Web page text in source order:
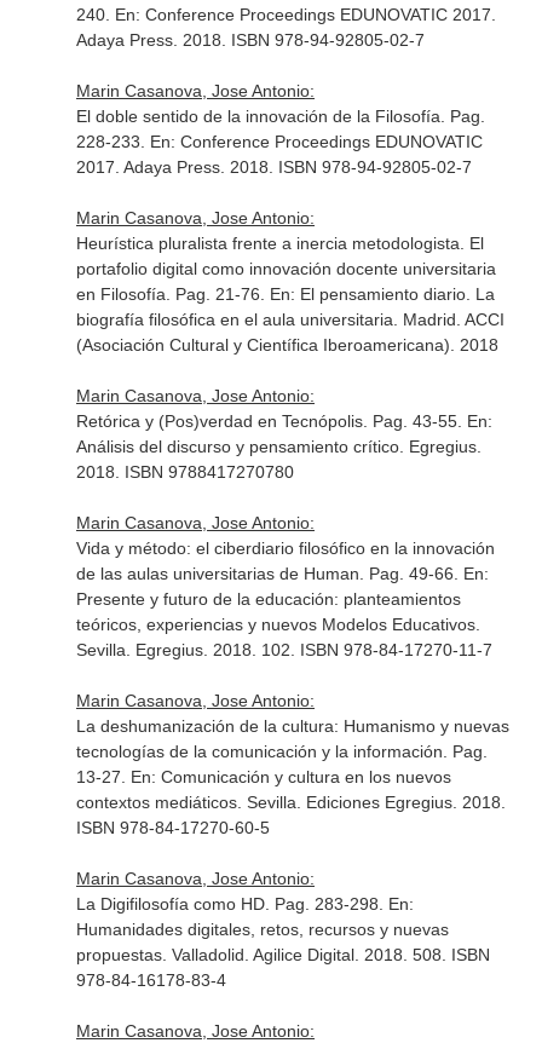
240. En: Conference Proceedings EDUNOVATIC 2017
Adaya Press. 2018. ISBN 978-94-92805-02-7
Marin Casanova, Jose Antonio:
El doble sentido de la innovación de la Filosofía. Pag.
228-233. En: Conference Proceedings EDUNOVATIC
2017 . Adaya Press. 2018. ISBN 978-94-92805-02-7
Marin Casanova, Jose Antonio:
Heurística pluralista frente a inercia metodologista. El
portafolio digital como innovación docente universitaria
en Filosofía. Pag. 21-76. En: El pensamiento diario. La
biografía filosófica en el aula universitaria . Madrid. ACCI
(Asociación Cultural y Científica Iberoamericana). 2018
Marin Casanova, Jose Antonio:
Retórica y (Pos)verdad en Tecnópolis. Pag. 43-55. En:
Análisis del discurso y pensamiento crítico. Egregius.
2018. ISBN 9788417270780
Marin Casanova, Jose Antonio:
Vida y método: el ciberdiario filosófico en la innovación
de las aulas universitarias de Human. Pag. 49-66. En:
Presente y futuro de la educación: planteamientos
teóricos, experiencias y nuevos Modelos Educativos.
Sevilla. Egregius. 2018. 102. ISBN 978-84-17270-11-7
Marin Casanova, Jose Antonio:
La deshumanización de la cultura: Humanismo y nuevas
tecnologías de la comunicación y la información. Pag.
13-27. En: Comunicación y cultura en los nuevos
contextos mediáticos. Sevilla. Ediciones Egregius. 2018.
ISBN 978-84-17270-60-5
Marin Casanova, Jose Antonio:
La Digifilosofía como HD. Pag. 283-298. En:
Humanidades digitales, retos, recursos y nuevas
propuestas. Valladolid. Agilice Digital. 2018. 508. ISBN
978-84-16178-83-4
Marin Casanova, Jose Antonio: